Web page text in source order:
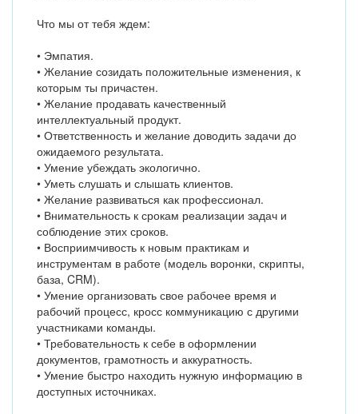
Что мы от тебя ждем:
• Эмпатия.
• Желание созидать положительные изменения, к
которым ты причастен.
• Желание продавать качественный
интеллектуальный продукт.
• Ответственность и желание доводить задачи до
ожидаемого результата.
• Умение убеждать экологично.
• Уметь слушать и слышать клиентов.
• Желание развиваться как профессионал.
• Внимательность к срокам реализации задач и
соблюдение этих сроков.
• Восприимчивость к новым практикам и
инструментам в работе (модель воронки, скрипты,
база, CRM).
• Умение организовать свое рабочее время и
рабочий процесс, кросс коммуникацию с другими
участниками команды.
• Требовательность к себе в оформлении
документов, грамотность и аккуратность.
• Умение быстро находить нужную информацию в
доступных источниках.